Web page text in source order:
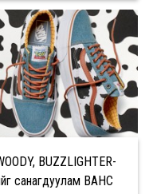
BUZZLIGHTER-
санагдуулам ВАНС